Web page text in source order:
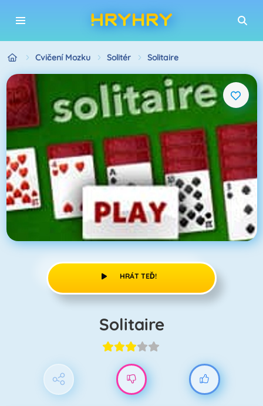
Cvičení Mozku Solitér Solitaire
HRÁT TEĎ!
Solitaire